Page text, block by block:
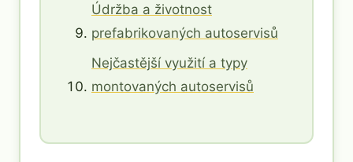
Údržba a životnost
prefabrikovaných autoservisů
Nejčastější využití a typy
montovaných autoservisů